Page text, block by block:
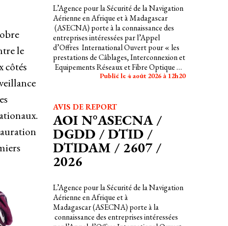
le
côtés
L’Agence pour la Sécurité de la Navigation
Aérienne en Afrique et à Madagascar
(ASECNA) porte à la connaissance des
entreprises intéressées par l’Appel
d’Offres International Ouvert pour « les
prestations de Câblages, Interconnexion et
Equipements Réseaux et Fibre Optique de
certaines Représentations de l’ASECNA
Gabon – Guinée Équatoriale – Mali –
Niger – Togo) »
Publié le 4 août 2026 à 12h20
AVIS DE REPORT
AOI N°ASECNA /
DGDD / DTID /
DTIDAM / 2607 /
2026
L’Agence pour la Sécurité de la Navigation
Aérienne en Afrique et à
Madagascar (ASECNA) porte à la
connaissance des entreprises intéressées